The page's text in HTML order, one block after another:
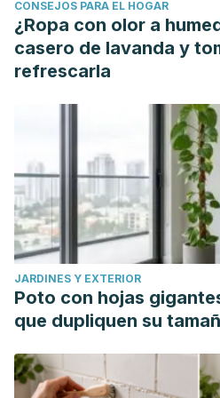
Frontiers in psychology, 3, 116.
https://doi.org/10.3389/
CONSEJOS PARA EL HOGAR
¿Ropa con olor a
casero de lavanda y
refrescarla
JARDINES Y EXTERIOR
Poto con hojas
que dupliquen su